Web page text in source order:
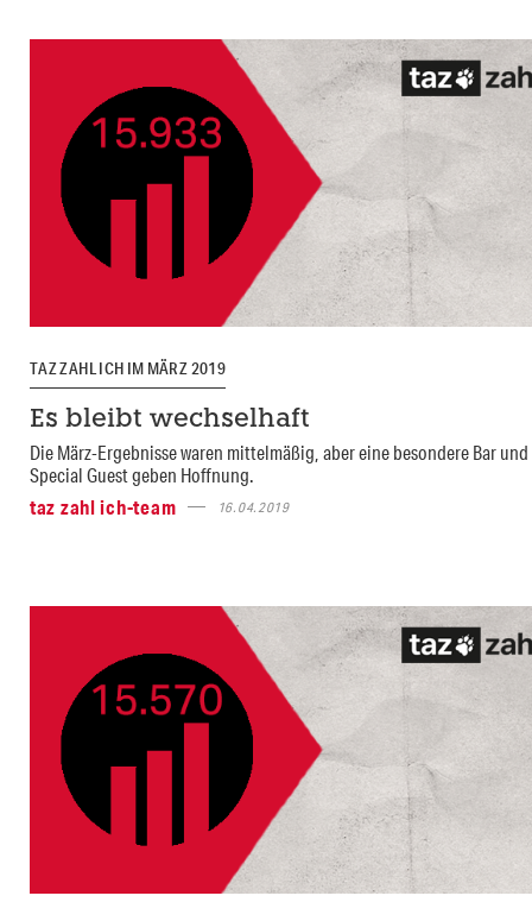
TAZ ZAHL ICH IM MÄRZ 2019
Es bleibt wechselhaft
Die März-Ergebnisse waren mittelmäßig, aber eine besondere Bar
Special Guest geben Hoffnung.
taz zahl ich-team
16.04.2019